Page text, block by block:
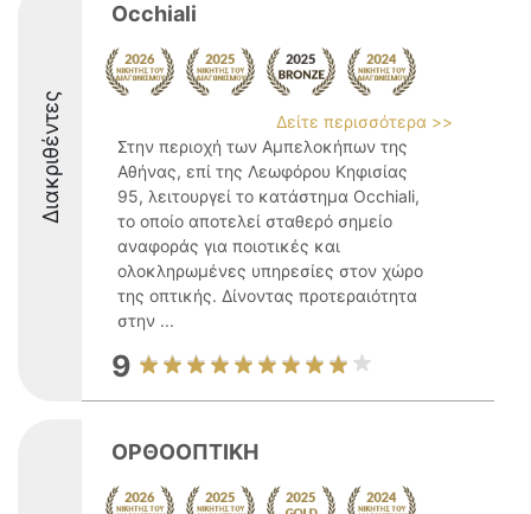
Διακριθέντες
Occhiali
Δείτε περισσότερα >>
Στην περιοχή των Αμπελοκήπων της
Αθήνας, επί της Λεωφόρου Κηφισίας
95, λειτουργεί το κατάστημα Occhiali,
το οποίο αποτελεί σταθερό σημείο
αναφοράς για ποιοτικές και
ολοκληρωμένες υπηρεσίες στον χώρο
της οπτικής. Δίνοντας προτεραιότητα
στην ...
9
ΟΡΘΟΟΠΤΙΚΗ